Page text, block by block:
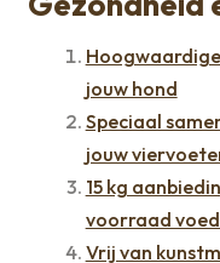
jouw hond
Speciaal
jouw
15 kg
voorraad
Vrij van